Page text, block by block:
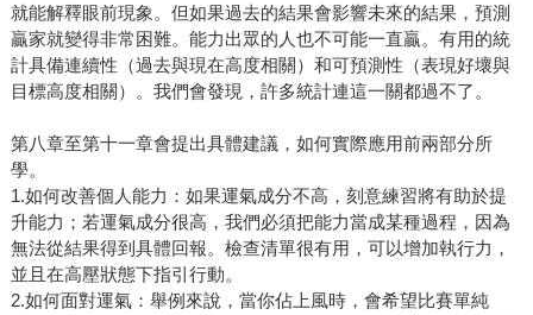
就能解釋眼前現象。但如果過去的結果會影響未來的結果，預測
贏家就變得非常困難。能力出眾的人也不可能一直贏。有用的統
計具備連續性（過去與現在高度相關）和可預測性（表現好壞與
目標高度相關）。我們會發現，許多統計連這一關都過不了。
第八章至第十一章會提出具體建議，如何實際應用前兩部分所
學。
1.如何改善個人能力：如果運氣成分不高，刻意練習將有助於提
升能力；若運氣成分很高，我們必須把能力當成某種過程，因為
無法從結果得到具體回報。檢查清單很有用，可以增加執行力，
並且在高壓狀態下指引行動。
2.如何面對運氣：舉例來說，當你佔上風時，會希望比賽單純